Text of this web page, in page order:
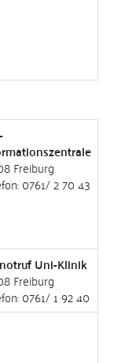
Freiburg
0761/ 2 70 43
Uni-Klinik
Freiburg
0761/ 1 92 40